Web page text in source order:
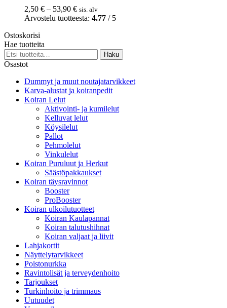
muunnelma.
Voit
tehdä
sivulla.
2,50 € – 53,90 €Hintaluokka:
2,50 €
sis. alv
Arvostelu tuotteesta: 4.77 / 5
Ostoskorisi
Hae tuotteita
Etsi:
Haku
Osastot
Dummyt ja muut noutajatarvikkeet
Karva-alustat ja koiranpedit
Koiran Lelut
Aktivointi- ja kumilelut
Kelluvat lelut
Köysilelut
Pallot
Pehmolelut
Vinkulelut
Koiran Puruluut ja Herkut
Säästöpakkaukset
Koiran täysravinnot
Booster
ProBooster
Koiran ulkoilutuotteet
Koiran Kaulapannat
Koiran talutushihnat
Koiran valjaat ja liivit
Lahjakortit
Näyttelytarvikkeet
Poistonurkka
Ravintolisät ja terveydenhoito
Tarjoukset
Turkinhoito ja trimmaus
Uutuudet